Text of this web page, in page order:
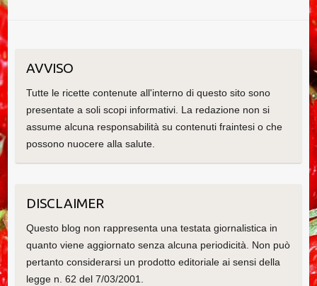
AVVISO
Tutte le ricette contenute all'interno di questo sito sono
presentate a soli scopi informativi. La redazione non si
assume alcuna responsabilità su contenuti fraintesi o che
possono nuocere alla salute.
DISCLAIMER
Questo blog non rappresenta una testata giornalistica in
quanto viene aggiornato senza alcuna periodicità. Non può
pertanto considerarsi un prodotto editoriale ai sensi della
legge n. 62 del 7/03/2001.